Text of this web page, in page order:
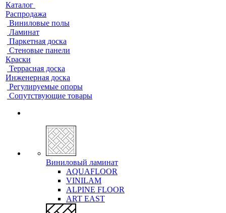
Каталог
Распродажа
Виниловые полы
Ламинат
Паркетная доска
Стеновые панели
Краски
Террасная доска
Инженерная доска
Регулируемые опоры
Сопутствующие товары
Виниловый ламинат
AQUAFLOOR
VINILAM
ALPINE FLOOR
ART EAST